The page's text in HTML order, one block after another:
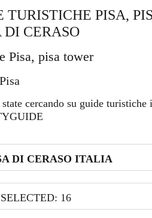
TURISTICHE PISA,
DI CERASO
Pisa, pisa tower
cercando su guide turistiche
DI CERASO ITALIA
16